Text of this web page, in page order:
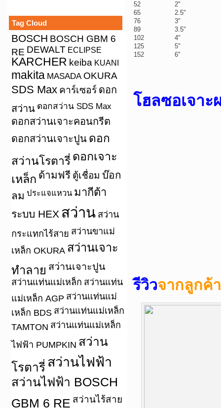
Tag Cloud
BOSCH BOSCH GBM 6
RE DEWALT ECLIPSE
KARCHER keiba KUANI
makita MASADA OKURA
SDS Max คาร์เซอร์ ดอก
สว่าน ดอกสว่าน SDS Max
ดอกสว่านเจาะคอนกรีต
ดอกสว่านเจาะปูน ดอก
สว่านโรตารี่ ดอกเจาะ
เหล็ก ด้ามฟรี ตู้เชื่อม บ๊อก
ลม ประแจแหวน มากีต้า
ระบบ HEX สว่าน สว่าน
กระแทกไร้สาย สว่านขาแม่
เหล็ก OKURA สว่านเจาะ
ทำลาย สว่านเจาะปูน
สว่านแท่นแม่เหล็ก สว่านแท่น
แม่เหล็ก AGP สว่านแท่นแม่
เหล็ก BDS สว่านแท่นแม่เหล็ก
TAMTON สว่านแท่นแม่เหล็ก
ไฟฟ้า PUMPKIN สว่าน
โรตารี่ สว่านไฟฟ้า
สว่านไฟฟ้า BOSCH
GBM 6 RE สว่านไร้สาย
52
2"
65
2.5"
76
3"
89
3.5"
102
4"
125
5"
152
6"
โฮลซอเจาะ
รีวิวจากลูกค้